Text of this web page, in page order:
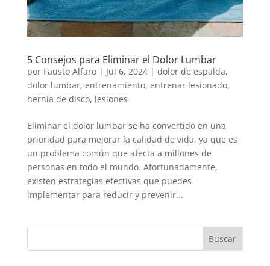
5 Consejos para Eliminar el Dolor Lumbar
por Fausto Alfaro| Jul 6, 2024| dolor de espalda,
dolor lumbar, entrenamiento, entrenar lesionado,
hernia de disco, lesiones
Eliminar el dolor lumbar se ha convertido en una
prioridad para mejorar la calidad de vida, ya que es
un problema común que afecta a millones de
personas en todo el mundo. Afortunadamente,
existen estrategias efectivas que puedes
implementar para reducir y prevenir...